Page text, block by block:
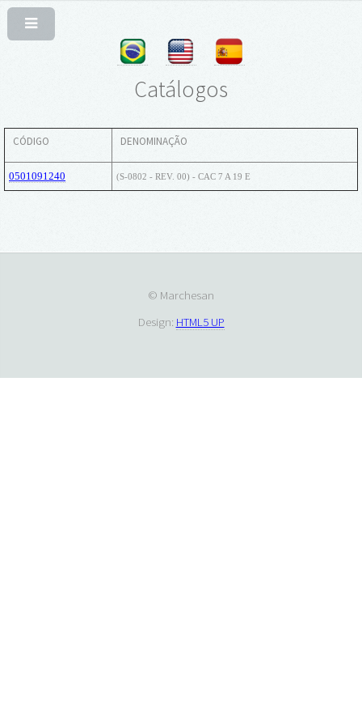
Catálogos
CÓDIGO DENOMINAÇÃO
0501091240 (S-0802 - REV. 00) - CAC 7 A 19 E
© Marchesan
Design: HTML5 UP